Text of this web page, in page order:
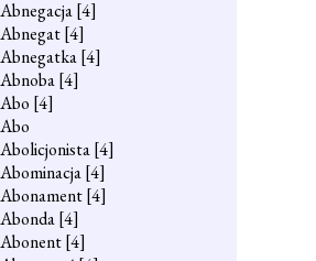
Abnegacja[4]
Abnegat[4]
Abnegatka[4]
Abnoba[4]
Abo [4]
Abo
Abolicjonista[4]
Abominacja[4]
Abonament[4]
Abonda[4]
Abonent[4]